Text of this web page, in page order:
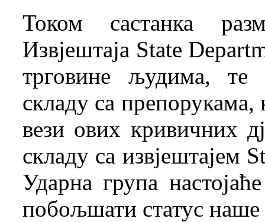
Током састанка
Извјештаја State
трговине људима, те
складу са
вези ових кривичних
складу са извјештајем
Ударна група
побољшати статус